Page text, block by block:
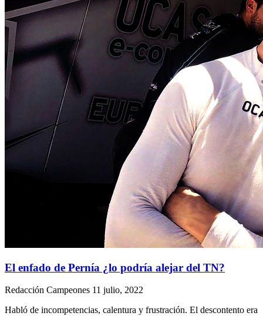
El enfado de Pernía ¿lo podría alejar del TN?
Redacción Campeones 11 julio, 2022
Habló de incompetencias, calentura y frustración. El descontento era